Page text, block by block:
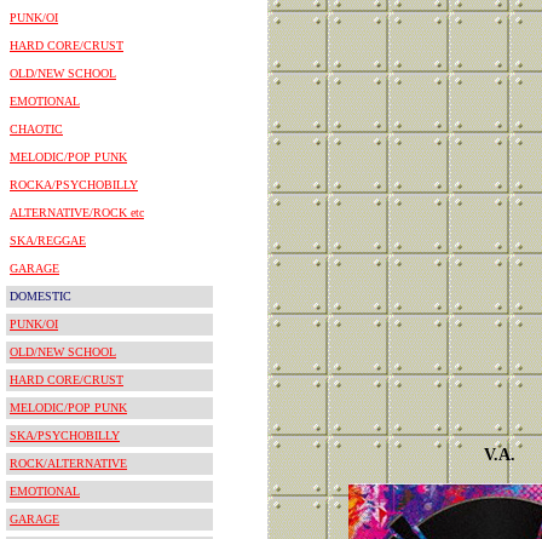
PUNK/OI
HARD CORE/CRUST
OLD/NEW SCHOOL
EMOTIONAL
CHAOTIC
MELODIC/POP PUNK
ROCKA/PSYCHOBILLY
ALTERNATIVE/ROCK etc
SKA/REGGAE
GARAGE
DOMESTIC
PUNK/OI
OLD/NEW SCHOOL
HARD CORE/CRUST
MELODIC/POP PUNK
SKA/PSYCHOBILLY
ROCK/ALTERNATIVE
EMOTIONAL
GARAGE
V.A.